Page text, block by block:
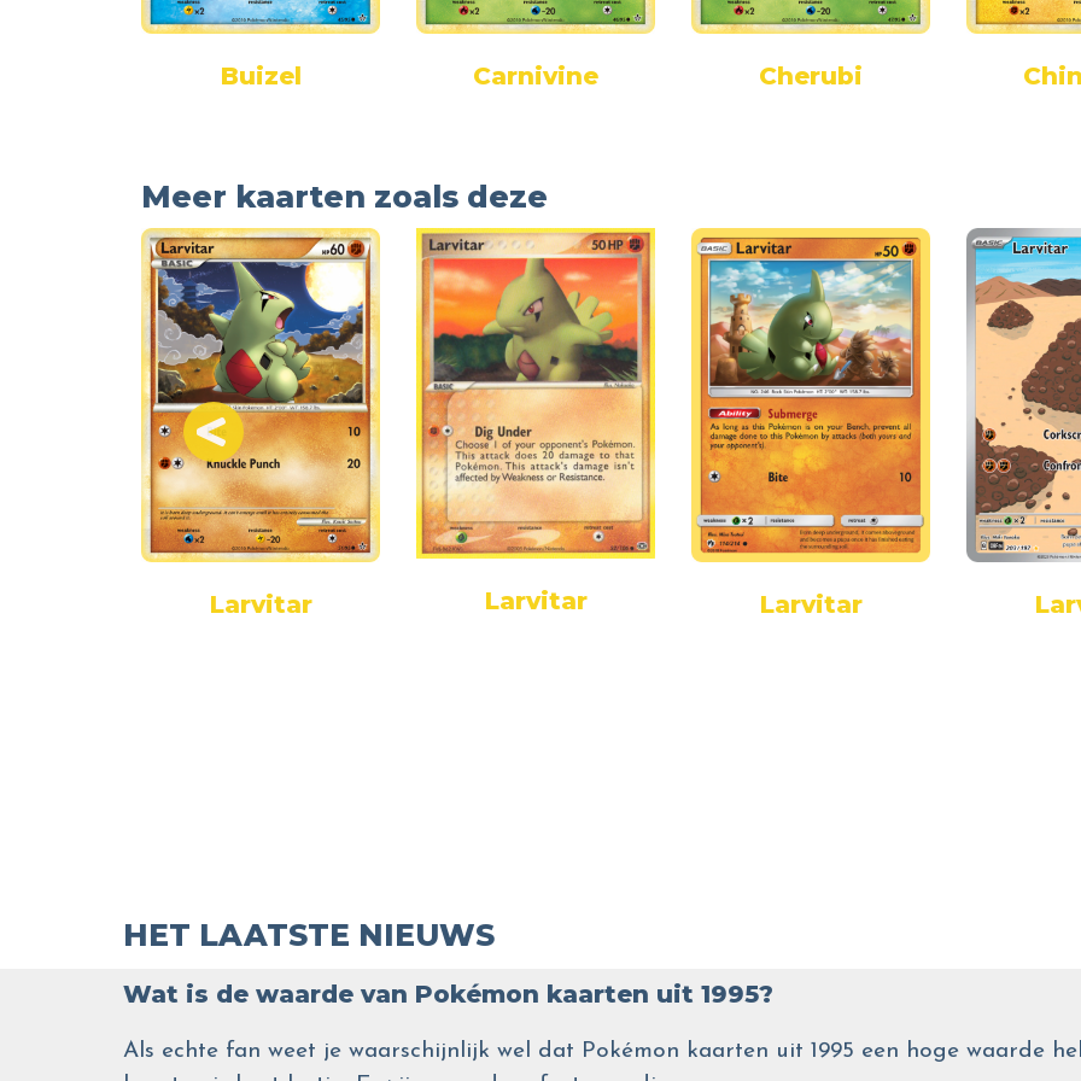
Buizel Carnivine Cherubi
Meer kaarten zoals deze
Larvitar Larvitar Larvitar
HET LAATSTE NIEUWS
Wat is de waarde van Pokémon kaarten uit 1995?
Als echte fan weet je waarschijnlijk wel dat Pokémon kaarten uit 1995 een hoge waarde